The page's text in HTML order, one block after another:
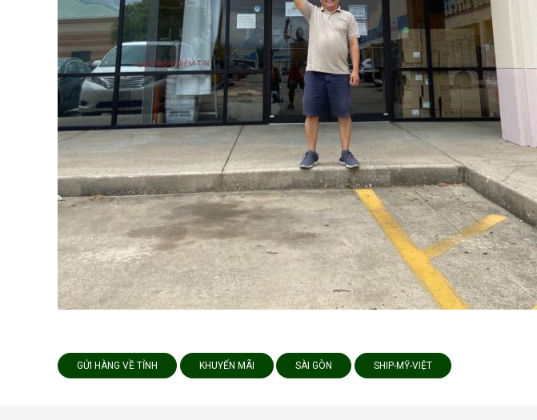
GỬI HÀNG VỀ TỈNH KHUYẾN MÃI SÀI GÒN SHIP-MỸ-VIỆT